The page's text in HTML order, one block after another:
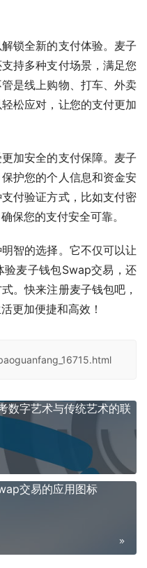
锁全新的支付体验。麦子
持多种支付场景，满足您
是线上购物、打车、外卖
松应对，让您的支付更加
加安全的支付保障。麦子
护您的个人信息和资金安
付验证方式，比如支付密
保您的支付安全可靠。
智的选择。它不仅可以让
麦子钱包Swap交易，还
。快来注册麦子钱包吧，
更加便捷和高效！
数字艺术与传统艺术的联
交易的应用图标